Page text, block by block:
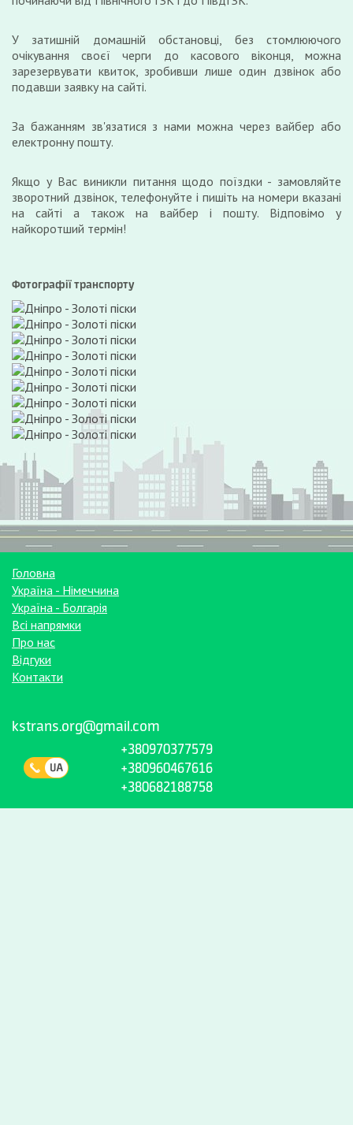
У затишній домашній обстановці, без стомлюючого
очікування своєї черги до касового віконця, можна
зарезервувати квиток, зробивши лише один дзвінок або
подавши заявку на сайті.
За бажанням зв'язатися з нами можна через вайбер або
електронну пошту.
Якщо у Вас виникли питання щодо поїздки - замовляйте
зворотний дзвінок, телефонуйте і пишіть на номери вказані
на сайті а також на вайбер і пошту. Відповімо у
найкоротший термін!
Фотографії транспорту
Головна
Україна - Німеччина
Україна - Болгарія
Всі напрямки
Про нас
Відгуки
Контакти
kstrans.org@gmail.com
+380970377579
+380960467616
+380682188758